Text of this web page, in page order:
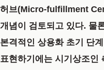
허브(Micro-fulfillment
개념이 검토되고 있다. 물
본격적인 상용화 초기 단계
표현하기에는 시기상조인